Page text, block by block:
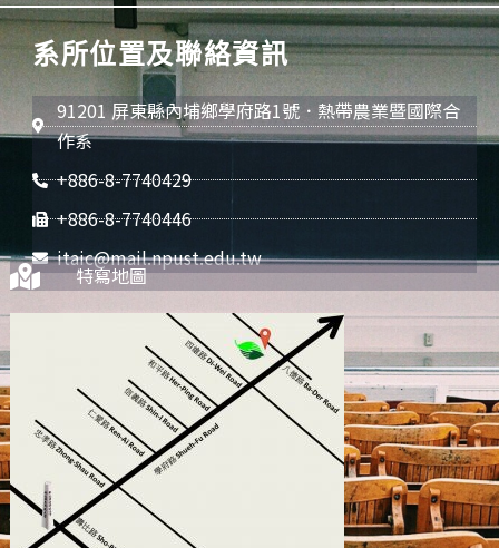
系所位置及聯絡資訊
91201 屏東縣內埔鄉學府路1號．熱帶農業暨國際合
作系
+886-8-7740429
+886-8-7740446
itaic@mail.npust.edu.tw
特寫地圖